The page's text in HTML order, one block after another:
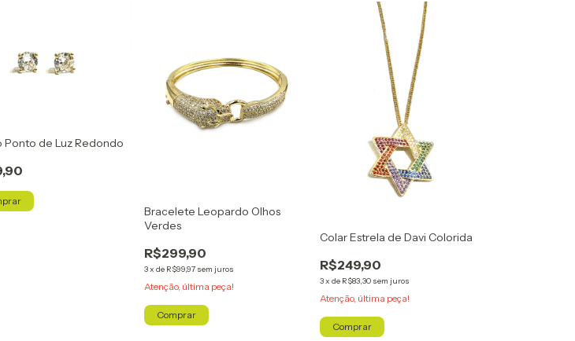
Ponto de Luz Redondo
Bracelete Leopardo Olhos
Verdes
R$299,90
3xde R$99,97 sem juros
Atenção, última peça!
Comprar
Colar Estrela de Davi Colorida
R$249,90
3x de R$83,30 sem juros
Atenção, última peça!
Comprar